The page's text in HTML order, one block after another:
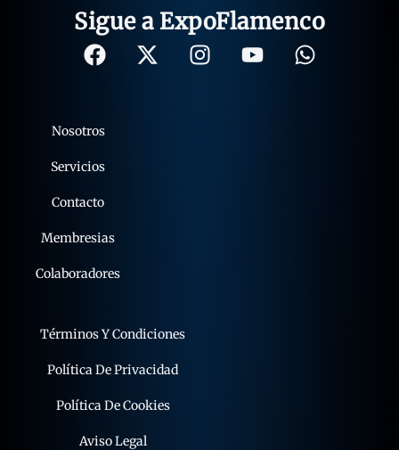
Sigue a ExpoFlamenco
Términos Y Condiciones
Política De Privacidad
Política De Cookies
Aviso Legal
Nosotros
Servicios
Contacto
Membresias
Colaboradores